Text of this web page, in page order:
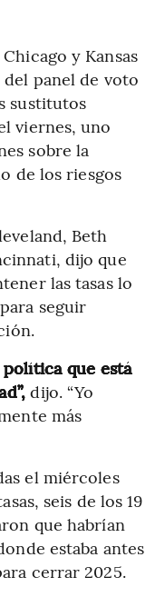
y Kansas
panel de voto
sustitutos
viernes, uno
sobre la
de los riesgos
Beth
dijo que
las tasas lo
seguir
que está
dijo. “Yo
más
el miércoles
seis de los 19
que habrían
estaba antes
cerrar 2025.